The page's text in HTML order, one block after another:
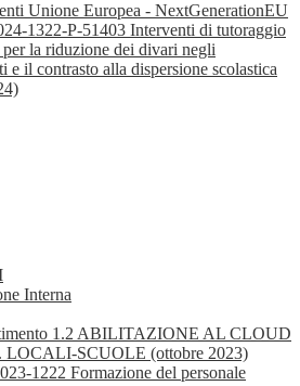
Unione Europea - NextGenerationEU
1322-P-51403 Interventi di tutoraggio
la riduzione dei divari negli
e il contrasto alla dispersione scolastica
Interna
1.2 ABILITAZIONE AL CLOUD
LOCALI-SCUOLE (ottobre 2023)
1222 Formazione del personale